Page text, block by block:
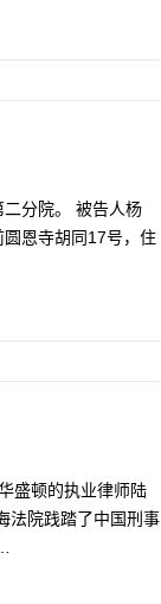
分院。 被告人杨
恩寺胡同17号，住
盛顿的执业律师陆
法院践踏了中国刑事